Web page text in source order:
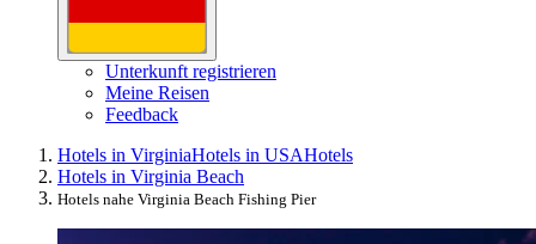
Unterkunft registrieren
Meine Reisen
Feedback
Hotels in VirginiaHotels in USAHotels
Hotels in Virginia Beach
Hotels nahe Virginia Beach Fishing Pier